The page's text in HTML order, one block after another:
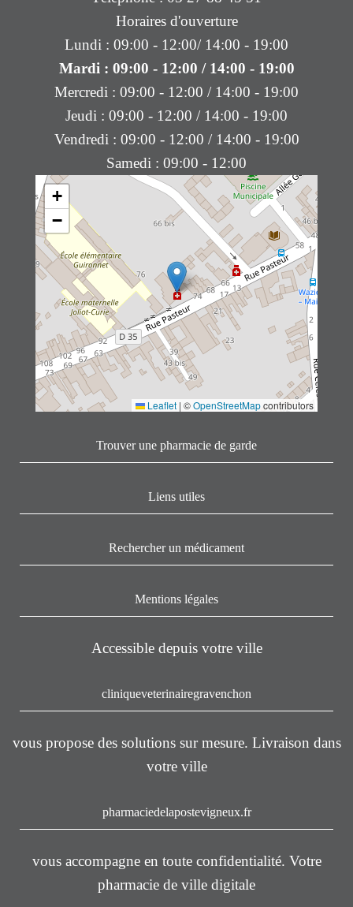
+
−
Leaflet | ©OpenStreetMapcontributors
Trouver une pharmacie de garde
Liens utiles
Rechercher un médicament
Mentions légales
Accessible depuis votre ville
cliniqueveterinairegravenchon
vous propose des solutions sur mesure. Livraison dans
votre ville
pharmaciedelapostevigneux.fr
vous accompagne en toute confidentialité. Votre
pharmacie de ville digitale
Horaires d'ouverture
Lundi : 09:00 - 12:00/ 14:00 - 19:00
Mardi : 09:00 - 12:00 / 14:00 - 19:00
Mercredi : 09:00 - 12:00 / 14:00 - 19:00
Jeudi : 09:00 - 12:00 / 14:00 - 19:00
Vendredi : 09:00 - 12:00 / 14:00 - 19:00
Samedi : 09:00 - 12:00